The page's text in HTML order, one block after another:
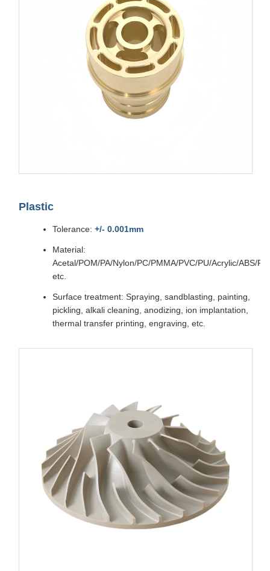
Plastic
Tolerance: +/- 0.001mm
Material:
Acetal/POM/PA/Nylon/PC/PMMA/PVC/PU/Acrylic/ABS/
etc.
Surface treatment: Spraying, sandblasting, painting,
pickling, alkali cleaning, anodizing, ion implantation,
thermal transfer printing, engraving, etc.